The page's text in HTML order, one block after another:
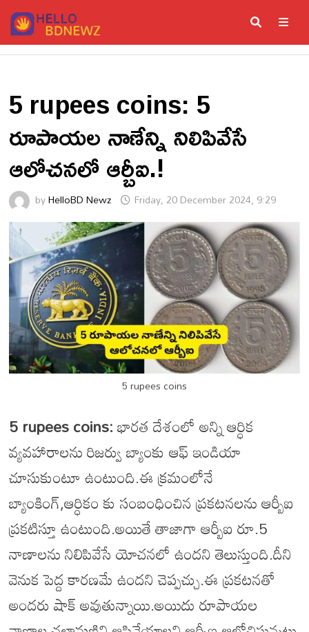
Skip
to
content
5 rupees coins: 5
రూపాయల నాణేన్ని నిలిపివేసే
ఆలోచనలో ఆర్బీఐ.!
byHelloBD Newz Friday, 20 December 2024, 9:29
5 rupees coins
5 rupees coins:భారత దేశంలో అన్ని ఆర్ధిక
వ్యవహారాలను రిజర్వు బ్యాంకు ఆఫ్ ఇండియా
చూసుకుంటూ ఉంటుంది.ఈ క్రమంలోనే
బ్యాంకింగ్,ఆర్ధికం కు సంబంధించిన ప్రకటనలను ఆర్బీఐ
ప్రకటిస్తూ ఉంటుంది.అయితే తాజాగా ఆర్బీఐ రూ.5
నాణాలను నిలిపివేసే యోచనలో ఉందని తెలుస్తుంది.దీని
వెనుక పెద్ద కారణమే ఉందని చెప్పచ్చు.ఈ ప్రకటనతో
అందరు షాక్ అవుతున్నాయి.అయిదు రూపాయల